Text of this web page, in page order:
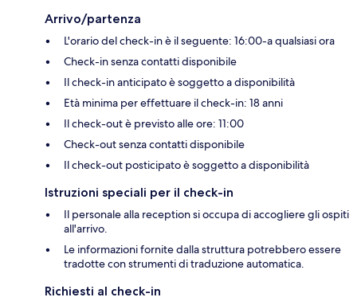
Arrivo/partenza
L'orario del check-in è il seguente: 16:00-a qualsiasi ora
Check-in senza contatti disponibile
Il check-in anticipato è soggetto a disponibilità
Età minima per effettuare il check-in: 18 anni
Il check-out è previsto alle ore: 11:00
Check-out senza contatti disponibile
Il check-out posticipato è soggetto a disponibilità
Istruzioni speciali per il check-in
Il personale alla reception si occupa di accogliere gli ospiti
all'arrivo.
Le informazioni fornite dalla struttura potrebbero essere
tradotte con strumenti di traduzione automatica.
Richiesti al check-in